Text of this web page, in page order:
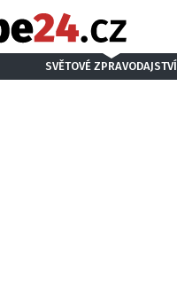
SVĚTOVÉ ZPRAVODAJSTVÍ